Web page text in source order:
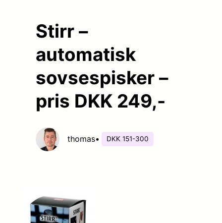
Stirr –
automatisk
sovsespisker –
pris DKK 249,-
thomas• DKK 151-300